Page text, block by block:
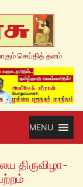
செய்தித் தளம்
MENU
திருவிழா-